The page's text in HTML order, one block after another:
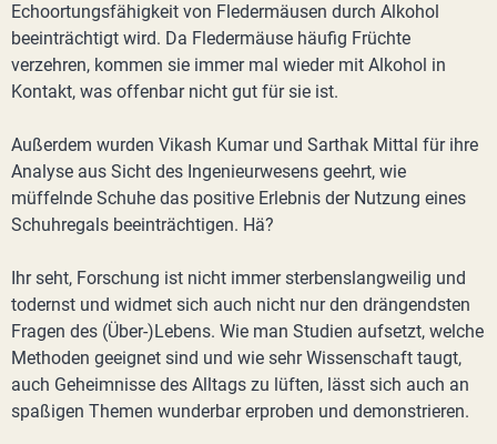
Echoortungsfähigkeit von Fledermäusen durch Alkohol
beeinträchtigt wird. Da Fledermäuse häufig Früchte
verzehren, kommen sie immer mal wieder mit Alkohol in
Kontakt, was offenbar nicht gut für sie ist.
Außerdem wurden Vikash Kumar und Sarthak Mittal für ihre
Analyse aus Sicht des Ingenieurwesens geehrt, wie
müffelnde Schuhe das positive Erlebnis der Nutzung eines
Schuhregals beeinträchtigen. Hä?
Ihr seht, Forschung ist nicht immer sterbenslangweilig und
todernst und widmet sich auch nicht nur den drängendsten
Fragen des (Über-)Lebens. Wie man Studien aufsetzt, welche
Methoden geeignet sind und wie sehr Wissenschaft taugt,
auch Geheimnisse des Alltags zu lüften, lässt sich auch an
spaßigen Themen wunderbar erproben und demonstrieren.